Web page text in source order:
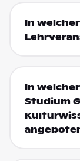
In
In
Studium